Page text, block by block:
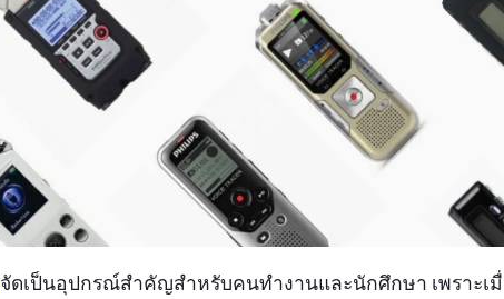
จัดเป็นอุปกรณ์สำคัญสำหรับคนทำงานและนักศึกษา เพราะเ